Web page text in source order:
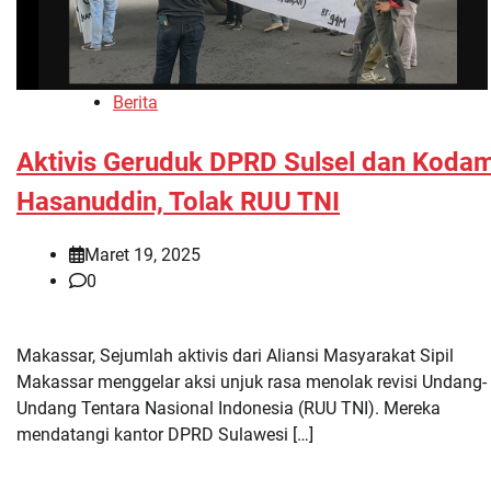
Berita
Aktivis Geruduk DPRD Sulsel dan
Hasanuddin, Tolak RUU TNI
Maret 19, 2025
0
Makassar, Sejumlah aktivis dari Aliansi Masyarakat Sipil
Makassar menggelar aksi unjuk rasa menolak revisi Undang-
Undang Tentara Nasional Indonesia (RUU TNI). Mereka
mendatangi kantor DPRD Sulawesi […]